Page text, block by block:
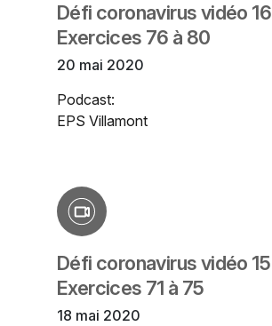
Défi coronavirus vidéo 16
Exercices 76 à 80
20 mai 2020
Podcast:
EPS Villamont
Défi coronavirus vidéo 15
Exercices 71 à 75
18 mai 2020